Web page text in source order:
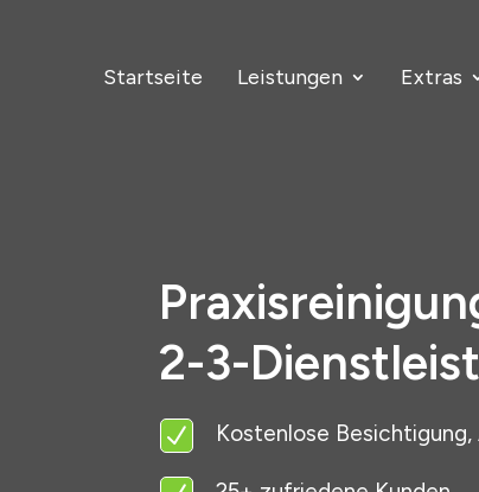
Startseite Leistungen Extras
2-3-
N Kostenlose